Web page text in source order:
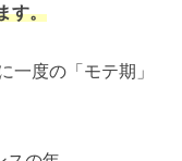
す。
一度の「モテ期」